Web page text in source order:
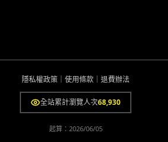
隱私權政策 使用條款 退費辦法
全站累計瀏覽人次68,930
起算： 2026/06/05